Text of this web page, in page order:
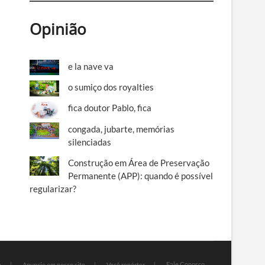
Opinião
e la nave va
o sumiço dos royalties
fica doutor Pablo, fica
congada, jubarte, memórias
silenciadas
Construção em Área de Preservação
Permanente (APP): quando é possível
regularizar?